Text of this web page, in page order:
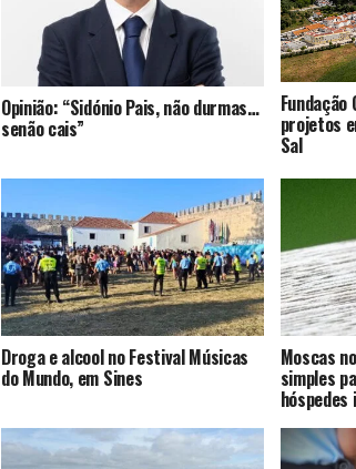
Opinião: “Sidónio Pais, não durmas…
senão cais”
Fundação
projetos
Sal
Droga e alcool no Festival Músicas
do Mundo, em Sines
Moscas
simples
hóspedes